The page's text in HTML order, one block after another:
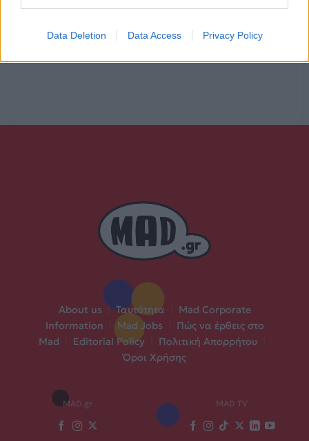
Data Deletion Data Access Privacy Policy
About us | Ταυτότητα
Mad Corporate
Information
Mad Jobs
Πώς να έρθεις στο
Mad
Editorial Policy Πολιτική Απορρήτου
Όροι Χρήσης
MAD.gr MAD TV